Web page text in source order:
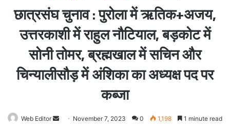
छात्रसंघ चुनाव : पुरोला में ऋतिक+अजय,
उत्तरकाशी में राहुल नौटियाल, बड़कोट में
सोनी तोमर, ब्रह्मखाल में सचिन और
चिन्यालीसौड़ में अंशिका का अध्यक्ष पद पर
कब्जा
Web Editor
SendNovember 7, 2023 0 1,198 1 minute read